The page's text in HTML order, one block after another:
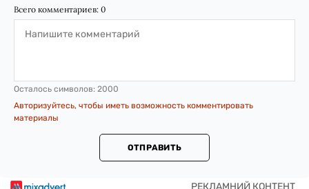
Всего комментариев: 0
Осталось символов: 2000
Авторизуйтесь, чтобы иметь возможность комментировать
материалы
ОТПРАВИТЬ